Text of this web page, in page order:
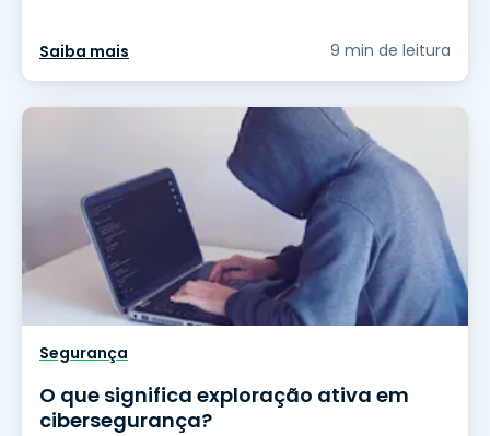
Saiba mais 9 min de leitura
Segurança
O que significa exploração ativa em
cibersegurança?